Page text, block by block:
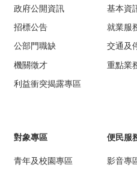
政府公開資訊
招標公告
公部門職缺
機關徵才
利益衝突揭露專區
基本資
就業服
交通及
重點業
對象專區
青年及校園專區
便民服
影音專